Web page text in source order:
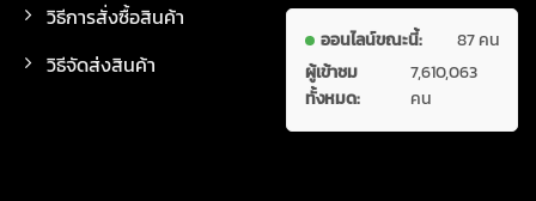
วิธีการสั่งซื้อสินค้า
วิธีจัดส่งสินค้า
ออนไลน์ขณะนี้:
87 คน
ผู้เข้าชม
ทั้งหมด:
7,610,063
คน